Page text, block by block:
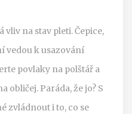
vliv na stav pleti. Čepice,
vedou k usazování
povlaky na polštář a
obličej. Paráda, že jo? S
zvládnout i to, co se